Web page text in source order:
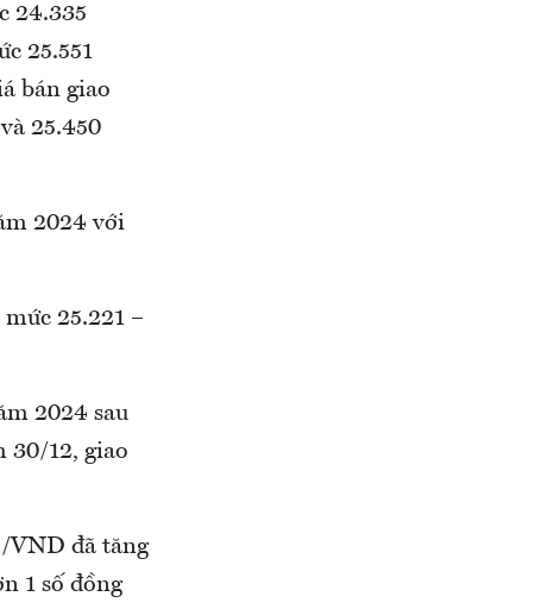
24.335
25.551
bán giao
25.450
2024 với
25.221 –
2024 sau
30/12, giao
VND đã tăng
1 số đồng